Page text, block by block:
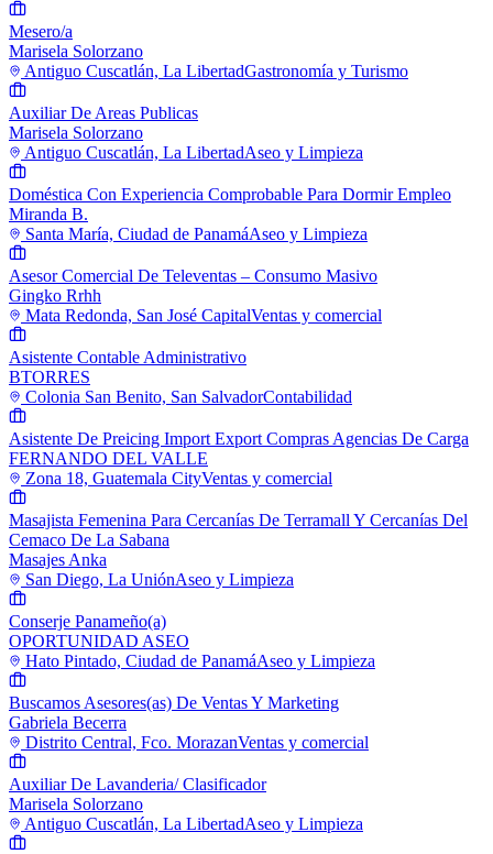
Mesero/a
Marisela Solorzano
Antiguo Cuscatlán, La LibertadGastronomía y Turismo
Auxiliar De Areas Publicas
Marisela Solorzano
Antiguo Cuscatlán, La LibertadAseo y Limpieza
Doméstica Con Experiencia Comprobable Para Dormir Empleo
Miranda B.
Santa María, Ciudad de PanamáAseo y Limpieza
Asesor Comercial De Televentas – Consumo Masivo
Gingko Rrhh
Mata Redonda, San José CapitalVentas y comercial
Asistente Contable Administrativo
BTORRES
Colonia San Benito, San SalvadorContabilidad
Asistente De Preicing Import Export Compras Agencias De Carga
FERNANDO DEL VALLE
Zona 18, Guatemala CityVentas y comercial
Masajista Femenina Para Cercanías De Terramall Y Cercanías Del
Cemaco De La Sabana
Masajes Anka
San Diego, La UniónAseo y Limpieza
Conserje Panameño(a)
OPORTUNIDAD ASEO
Hato Pintado, Ciudad de PanamáAseo y Limpieza
Buscamos Asesores(as) De Ventas Y Marketing
Gabriela Becerra
Distrito Central, Fco. MorazanVentas y comercial
Auxiliar De Lavanderia/ Clasificador
Marisela Solorzano
Antiguo Cuscatlán, La LibertadAseo y Limpieza